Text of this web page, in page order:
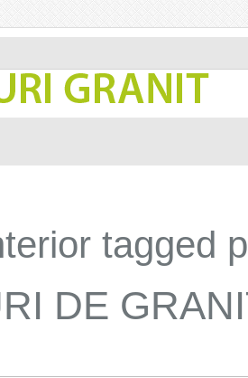
tagged
DE